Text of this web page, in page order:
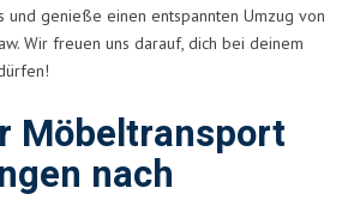
und genieße einen entspannten Umzug von
Wir freuen uns darauf, dich bei deinem
Möbeltransport
nach